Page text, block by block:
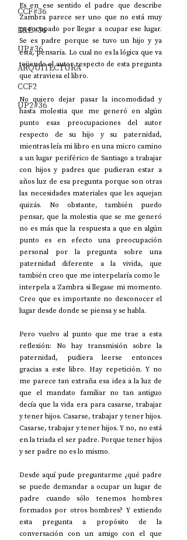
CCF#36
E&E#36
UP#36
ARQUITECTURA
CCF2
UP2#36
Es en ese sentido el padre que describe
Zambra parece ser uno que no está muy
preocupado por llegar a ocupar ese lugar.
Se es padre porque se tuvo un hijo y ya
está, pensaría. Lo cual no es la lógica que va
tejiendo el autor respecto de esta pregunta
que atraviesa el libro.
No quiero dejar pasar la incomodidad y
hasta molestia que me generó en algún
punto esas preocupaciones del autor
respecto de su hijo y su paternidad,
mientras leía mi libro en una micro camino
a un lugar periférico de Santiago a trabajar
con hijos y padres que pudieran estar a
años luz de esa pregunta porque son otras
las necesidades materiales que les aquejan
quizás. No obstante, también puedo
pensar, que la molestia que se me generó
no es más que la respuesta a que en algún
punto es en efecto una preocupación
personal por la pregunta sobre una
paternidad diferente a la vivida, que
también creo que me interpelaría como le
interpela a Zambra si llegase mi momento.
Creo que es importante no desconocer el
lugar desde donde se piensa y se habla.
Pero vuelvo al punto que me trae a esta
reflexión: No hay transmisión sobre la
paternidad, pudiera leerse entonces
gracias a este libro. Hay repetición. Y no
me parece tan extraña esa idea a la luz de
que el mandato familiar no tan antiguo
decía que la vida era para casarse, trabajar
y tener hijos. Casarse, trabajar y tener hijos.
Casarse, trabajar y tener hijos. Y no, no está
en la triada el ser padre. Porque tener hijos
y ser padre no es lo mismo.
Desde aquí pude preguntarme ¿qué padre
se puede demandar a ocupar un lugar de
padre cuando sólo tenemos hombres
formados por otros hombres? Y extiendo
esta pregunta a propósito de la
conversación con un amigo con el que